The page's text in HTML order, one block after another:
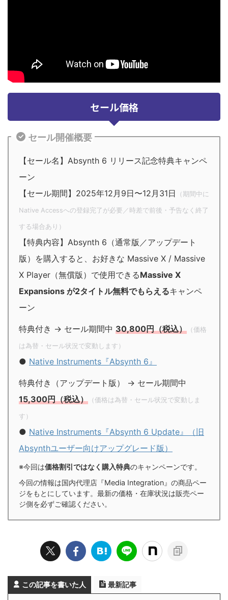
セール価格
セール開催概要
【セール名】Absynth 6 リリース記念特典キャンペ
ーン
【セール期間】2025年12月9日〜12月31日
（期間中に
Native Accessへの登録完了が必要／時差で前後・予告なく終了
する場合あり）
【特典内容】Absynth 6（通常版／アップデート
版）を購入すると、お好きな Massive X / Massive
X Player（無償版）で使用できるMassive X
Expansions が2タイトル無料でもらえるキャンペ
ーン
特典付き → セール期間中 30,800円（税込） （価格
は為替・セール状況で変動します）
● Native Instruments『Absynth 6』
特典付き（アップデート版） → セール期間中
15,300円（税込） （価格は為替・セール状況で変動しま
す）
● Native Instruments『Absynth 6 Update』（旧
Absynthユーザー向けアップグレード版）
※今回は価格割引ではなく購入特典のキャンペーンです。
今回の情報は国内代理店『Media Integration』の商品ペー
ジをもとにしています。最新の価格・在庫状況は販売ペー
ジ側を必ずご確認ください。
この記事を書いた人 最新記事